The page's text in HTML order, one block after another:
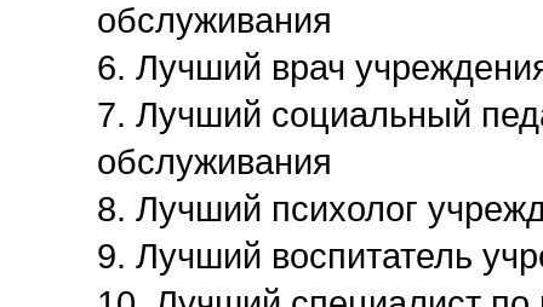
обслуживания
6. Лучший врач
7. Лучший социальный
обслуживания
8. Лучший психолог
9. Лучший воспитатель